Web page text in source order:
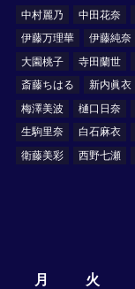
中村麗乃
中田花奈
伊藤万理華
伊藤純奈
大園桃子
寺田蘭世
斎藤ちはる
新内眞衣
梅澤美波
樋口日奈
生駒里奈
白石麻衣
衛藤美彩
西野七瀬
月
火